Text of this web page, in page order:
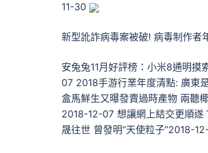
11-30
新型訛詐病毒案被破! 病毒制作者
安兔兔11月好評榜：小米8通明
07 2018手游行業年度清點: 廣東
盒馬鮮生又曝發賣過時產物 兩聽
2018-12-07 想讓網上結交更順遂
晟往世 曾發明“天使粒子”2018-